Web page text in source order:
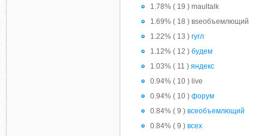
1.78% ( 19 ) maultalk
1.69% ( 18 ) вseoбъемлющий
1.22% ( 13 ) гугл
1.12% ( 12 ) будем
1.03% ( 11 ) яндекс
0.94% ( 10 ) live
0.94% ( 10 ) форум
0.84% ( 9 ) всеобъемлющий
0.84% ( 9 ) всех